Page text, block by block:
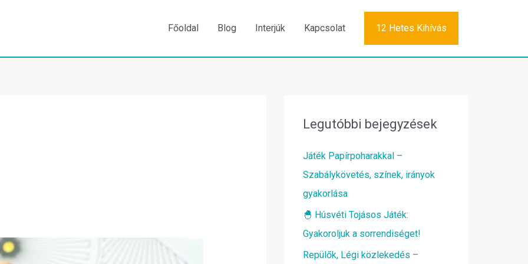
Főoldal Blog Interjúk Kapcsolat 12 Hetes Kihívás
Legutóbbi bejegyzések
Játék Papírpoharakkal –
Szabálykövetés, színek, irányok
gyakorlása
🐣 Húsvéti Tojásos Játék:
Gyakoroljuk a sorrendiséget!
Repülők, Légi közlekedés –